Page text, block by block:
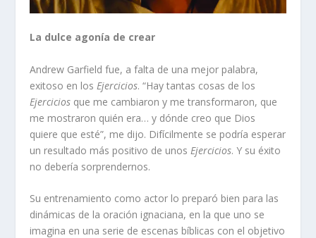
La dulce agonía de crear
Andrew Garfield fue, a falta de una mejor palabra,
exitoso en los Ejercicios. “Hay tantas cosas de los
Ejercicios que me cambiaron y me transformaron, que
me mostraron quién era… y dónde creo que Dios
quiere que esté”, me dijo. Difícilmente se podría esperar
un resultado más positivo de unos Ejercicios. Y su éxito
no debería sorprendernos.
Su entrenamiento como actor lo preparó bien para las
dinámicas de la oración ignaciana, en la que uno se
imagina en una serie de escenas bíblicas con el objetivo